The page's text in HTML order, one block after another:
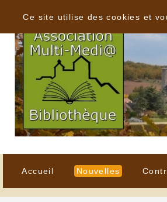
Accueil Nouvelles
Ce site utilise des cookies et